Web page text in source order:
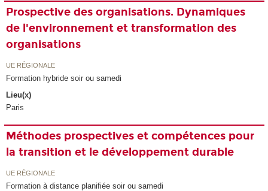
Prospective des organisations. Dynamiques
de l'environnement et transformation des
organisations
UE RÉGIONALE
Formation hybride soir ou samedi
Lieu(x)
Paris
Méthodes prospectives et compétences pour
la transition et le développement durable
UE RÉGIONALE
Formation à distance planifiée soir ou samedi